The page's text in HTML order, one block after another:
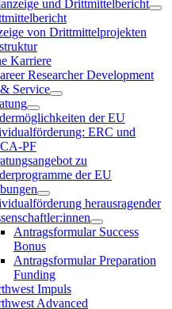
und Drittmittelbericht
von Drittmittelprojekten
Karriere
Researcher Development
Service
der EU
ERC und
PF
zu
der EU
herausragender
Antragsformular Success
Bonus
Antragsformular Preparation
Funding
Impuls
Advanced